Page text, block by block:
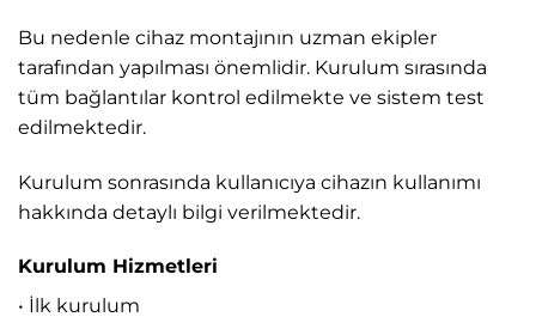
Bu nedenle cihaz montajının uzman ekipler
tarafından yapılması önemlidir. Kurulum sırasında
tüm bağlantılar kontrol edilmekte ve sistem test
edilmektedir.
Kurulum sonrasında kullanıcıya cihazın kullanımı
hakkında detaylı bilgi verilmektedir.
Kurulum Hizmetleri
• İlk kurulum